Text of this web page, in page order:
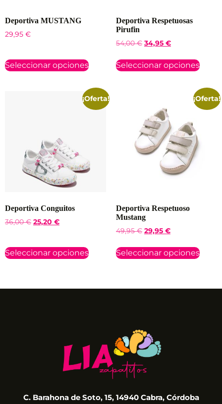
Deportiva MUSTANG
29,95 €
Seleccionar opciones
Deportiva Respetuosas
Pirufin
54,00€ 34,95 €
Seleccionar opciones
¡Oferta!
Deportiva Conguitos
36,00€ 25,20 €
Seleccionar opciones
¡Oferta!
Deportiva Respetuoso
Mustang
49,95€ 29,95 €
Seleccionar opciones
C. Barahona de Soto, 15, 14940 Cabra, Córdoba